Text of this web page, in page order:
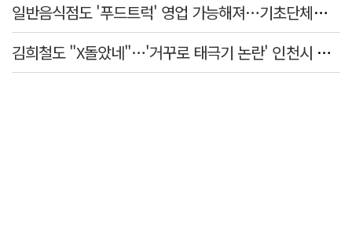
일반음식점도 '푸드트럭' 영업 가능해져…기초단체별 조례 개정 움직임
김희철도 "X돌았네"…'거꾸로 태극기 논란' 인천시 현수막, 이틀 만에 철거